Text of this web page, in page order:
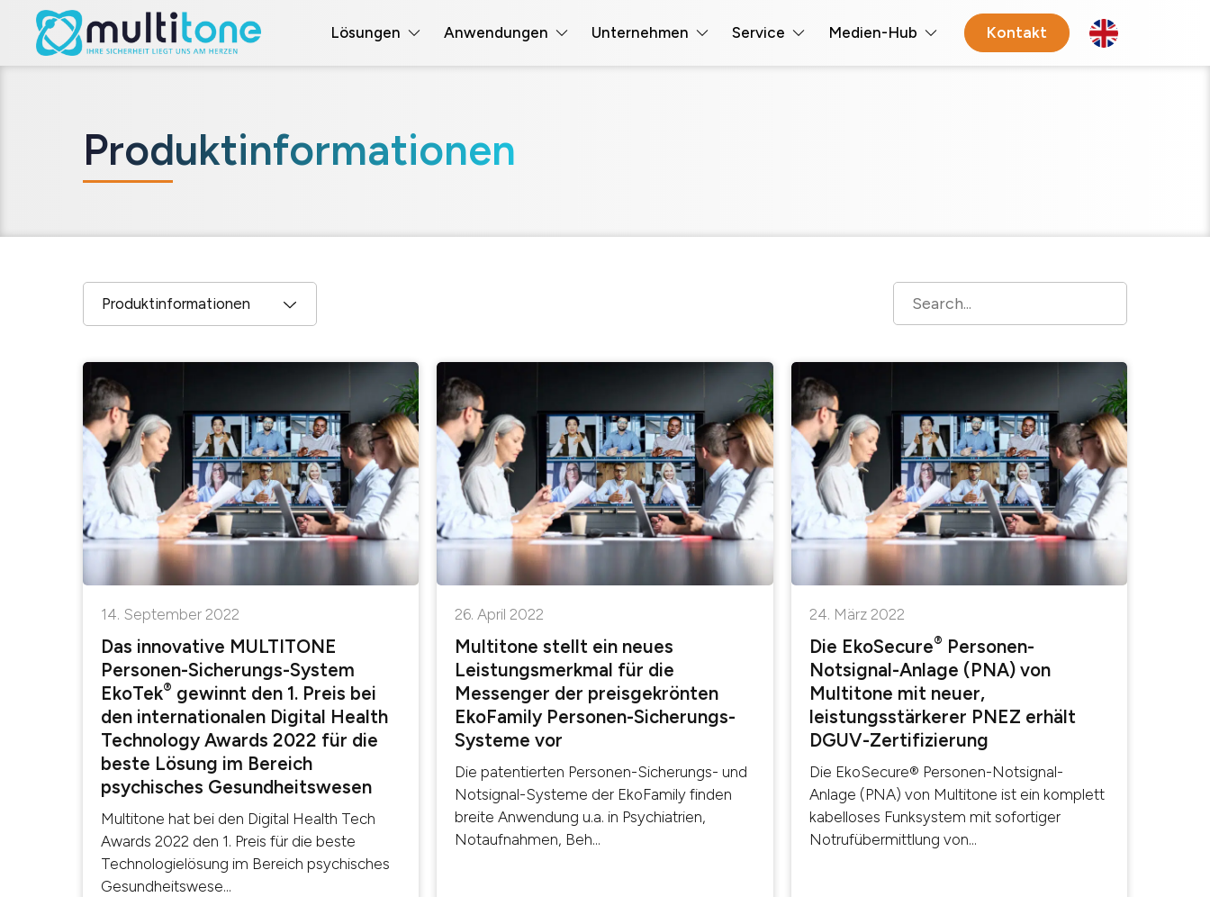
Lösungen Anwendungen Unternehmen Service Medien-Hub Kontakt
Produktinformationen
14. September 2022
Das innovative MULTITONE
Personen-Sicherungs-System
EkoTek® gewinnt den 1. Preis bei
den internationalen Digital Health
Technology Awards 2022 für die
beste Lösung im Bereich
psychisches Gesundheitswesen
Multitone hat bei den Digital Health Tech
Awards 2022 den 1. Preis für die beste
Technologielösung im Bereich psychisches
Gesundheitswese...
26. April 2022
Multitone stellt ein neues
Leistungsmerkmal für die
Messenger der preisgekrönten
EkoFamily Personen-Sicherungs-
Systeme vor
Die patentierten Personen-Sicherungs- und
Notsignal-Systeme der EkoFamily finden
breite Anwendung u.a. in Psychiatrien,
Notaufnahmen, Beh...
24. März 2022
Die EkoSecure® Personen-
Notsignal-Anlage (PNA) von
Multitone mit neuer,
leistungsstärkerer PNEZ erhält
DGUV-Zertifizierung
Die EkoSecure® Personen-Notsignal-
Anlage (PNA) von Multitone ist ein komplett
kabelloses Funksystem mit sofortiger
Notrufübermittlung von...